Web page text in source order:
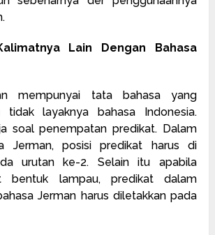
Lain Dengan Bahasa
mempunyai tata bahasa yang
tidak layaknya bahasa Indonesia.
soal penempatan predikat. Dalam
Jerman, posisi predikat harus di
urutan ke-2. Selain itu apabila
bentuk lampau, predikat dalam
Jerman harus diletakkan pada